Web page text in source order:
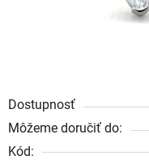
Dostupnosť
Môžeme doručiť do:
Kód: